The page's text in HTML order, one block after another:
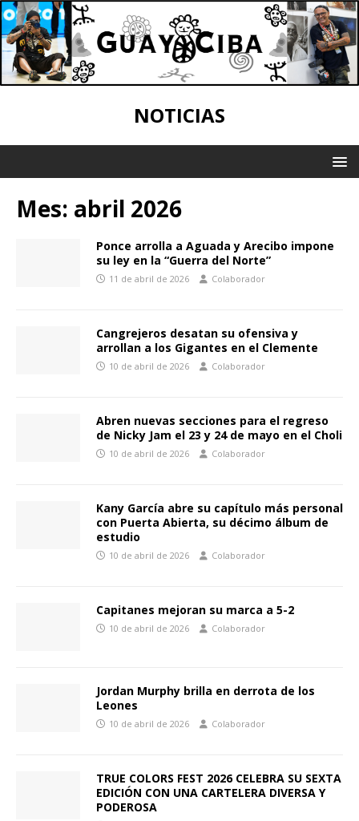
NOTICIAS
Mes: abril 2026
Ponce arrolla a Aguada y Arecibo impone
su ley en la “Guerra del Norte”
11 de abril de 2026 Colaborador
Cangrejeros desatan su ofensiva y
arrollan a los Gigantes en el Clemente
10 de abril de 2026 Colaborador
Abren nuevas secciones para el regreso
de Nicky Jam el 23 y 24 de mayo en el Choli
10 de abril de 2026 Colaborador
Kany García abre su capítulo más personal
con Puerta Abierta, su décimo álbum de
estudio
10 de abril de 2026 Colaborador
Capitanes mejoran su marca a 5-2
10 de abril de 2026 Colaborador
Jordan Murphy brilla en derrota de los
Leones
10 de abril de 2026 Colaborador
TRUE COLORS FEST 2026 CELEBRA SU SEXTA
EDICIÓN CON UNA CARTELERA DIVERSA Y
PODEROSA